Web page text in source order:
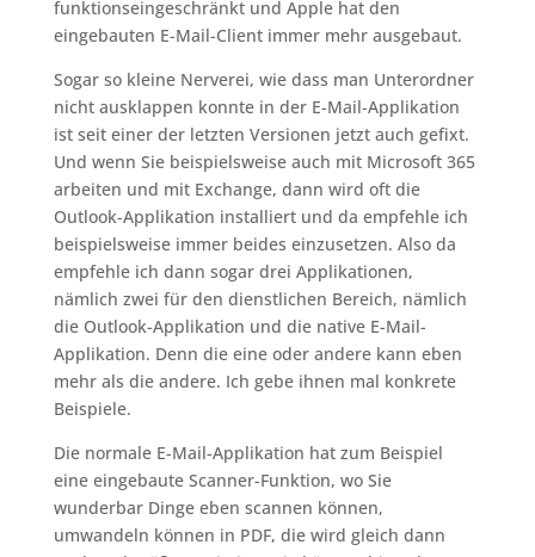
funktionseingeschränkt und Apple hat den
eingebauten E-Mail-Client immer mehr ausgebaut.
Sogar so kleine Nerverei, wie dass man Unterordner
nicht ausklappen konnte in der E-Mail-Applikation
ist seit einer der letzten Versionen jetzt auch gefixt.
Und wenn Sie beispielsweise auch mit Microsoft 365
arbeiten und mit Exchange, dann wird oft die
Outlook-Applikation installiert und da empfehle ich
beispielsweise immer beides einzusetzen. Also da
empfehle ich dann sogar drei Applikationen,
nämlich zwei für den dienstlichen Bereich, nämlich
die Outlook-Applikation und die native E-Mail-
Applikation. Denn die eine oder andere kann eben
mehr als die andere. Ich gebe ihnen mal konkrete
Beispiele.
Die normale E-Mail-Applikation hat zum Beispiel
eine eingebaute Scanner-Funktion, wo Sie
wunderbar Dinge eben scannen können,
umwandeln können in PDF, die wird gleich dann